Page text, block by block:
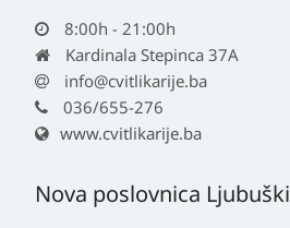
8:00h - 21:00h
Kardinala Stepinca 37A
info@cvitlikarije.ba
036/655-276
www.cvitlikarije.ba
Nova poslovnica Ljubuški